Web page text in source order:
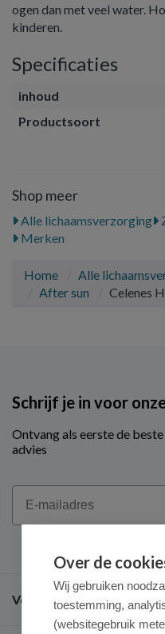
ogen dan met veel water.
kinderen.
Specificaties
inhoud
Productsoort
Shop meer
Alle lichaamsverzorging
Merken
Home Alle
After sun
Celenes
Schrijf je in voor
Ontvang als eerste de
advies
Email
Veel gestelde vragen
Over de
Wij gebruiken
toestemming,
(websitegebruik